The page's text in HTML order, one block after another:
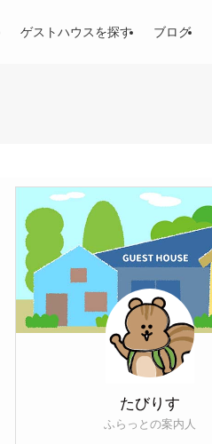
ゲストハウスを探す ブログ
たびりす
ふらっとの案内人